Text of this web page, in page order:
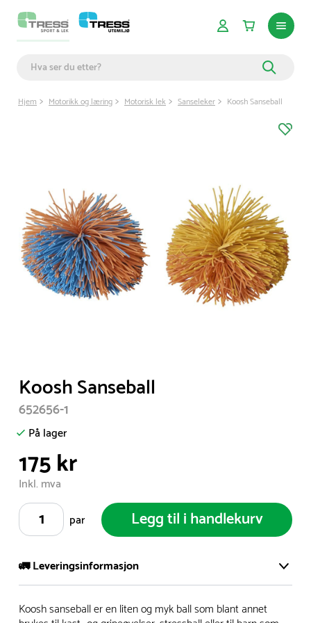
Hjem Motorikk og læring Motorisk lek Sanseleker Koosh Sanseball
Item
1
of
1
Koosh Sanseball
652656-1
På lager
175 kr
Inkl. mva
par
Legg til i handlekurv
🚛 Leveringsinformasjon
Vi har et stort og effektivt lager i Skanderborg, Danmark -
Koosh sanseball er en liten og myk ball som blant annet